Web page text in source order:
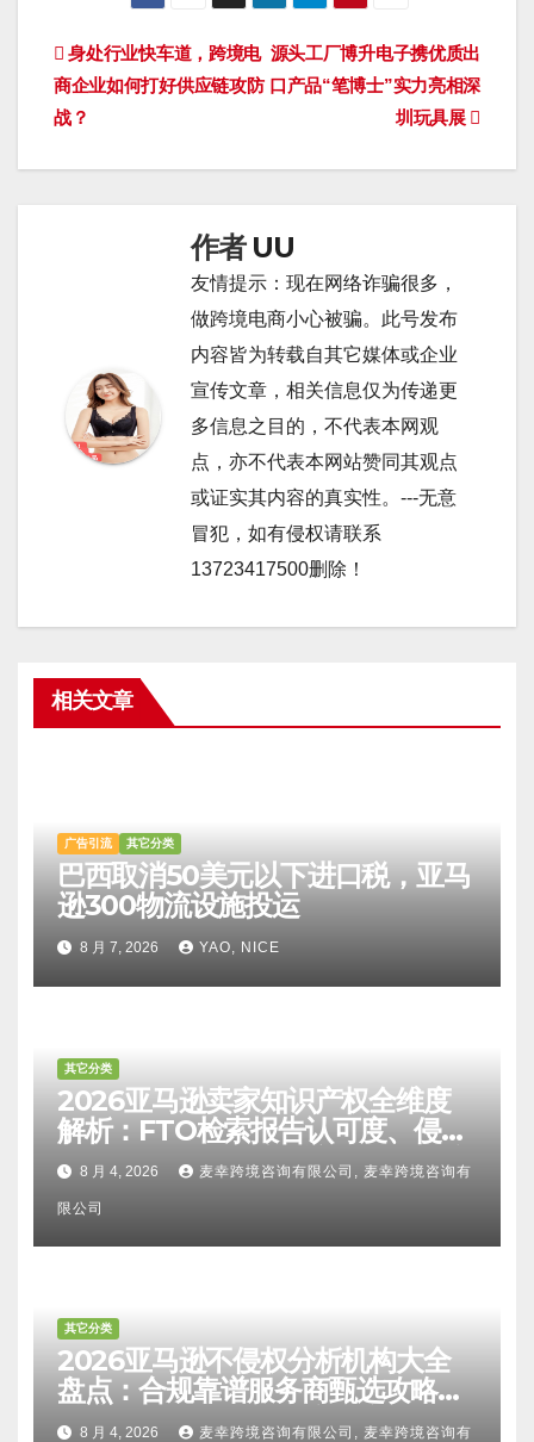
文
章
导
源头工厂博升电子携优质出
口产品“笔博士”实力亮相深
圳玩具展
身处行业快车道，跨境电
商企业如何打好供应链攻防
战？
作者 UU
友情提示：现在网络诈骗很多，
做跨境电商小心被骗。此号发布
内容皆为转载自其它媒体或企业
宣传文章，相关信息仅为传递更
多信息之目的，不代表本网观
点，亦不代表本网站赞同其观点
或证实其内容的真实性。---无意
冒犯，如有侵权请联系
13723417500删除！
相关文章
广告引流 其它分类
巴西取消50美元以下进口税，亚马
逊300物流设施投运
8 月 7, 2026 YAO, NICE
其它分类
2026亚马逊卖家知识产权全维度
解析：FTO检索报告认可度、侵权
比对区别、TRO应诉方法及服务商
甄选避坑全攻略
8 月 4, 2026 麦幸跨境咨询有限公司, 麦幸跨境咨询有
限公司
其它分类
2026亚马逊不侵权分析机构大全
盘点：合规靠谱服务商甄选攻略、
避坑FAQ及标杆机构实力详解
8 月 4, 2026 麦幸跨境咨询有限公司, 麦幸跨境咨询有